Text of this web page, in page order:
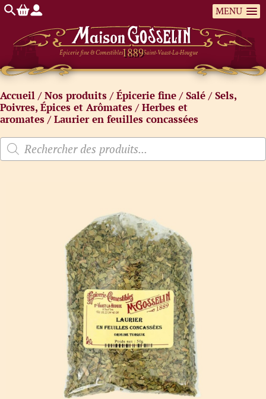
MENU
Épicerie fine & Comestibles Saint-Vaast-La-Hougue
Accueil /Nos produits /Épicerie fine /Salé /Sels,
Poivres, Épices et Arômates /Herbes et
aromates / Laurier en feuilles concassées